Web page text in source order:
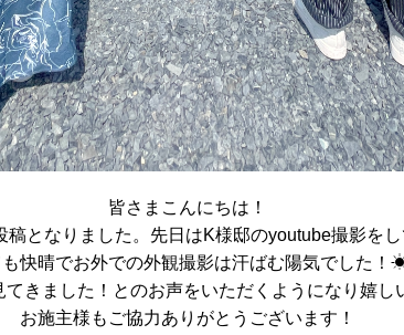
皆さまこんにちは！
稿となりました。先日はK様邸のyoutube撮影をし
も快晴でお外での外観撮影は汗ばむ陽気でした！
きました！とのお声をいただくようになり嬉し
お施主様もご協力ありがとうございます！